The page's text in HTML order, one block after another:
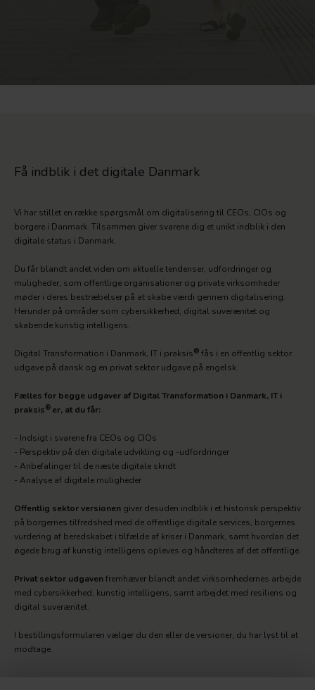
Få indblik i det digitale Danmark
Vi har stillet en række spørgsmål om digitalisering til CEOs, CIOs og
borgere i Danmark. Tilsammen giver svarene dig et unikt indblik i den
digitale status i Danmark.
Du får blandt andet viden om aktuelle tendenser, udfordringer og
muligheder, som offentlige organisationer og private virksomheder
møder i deres bestræbelser på at skabe værdi gennem digitalisering.
Herunder på områder som cybersikkerhed, digital suverænitet og
skabende kunstig intelligens.
Digital Transformation i Danmark, IT i praksis® fås i en offentlig sektor
udgave på dansk og en privat sektor udgave på engelsk.
Fælles for begge udgaver af Digital Transformation i Danmark, IT i
praksis® er, at du får:
- Indsigt i svarene fra CEOs og CIOs
- Perspektiv på den digitale udvikling og -udfordringer
- Anbefalinger til de næste digitale skridt
- Analyse af digitale muligheder
Offentlig sektor versionen giver desuden indblik i et historisk perspektiv
på borgernes tilfredshed med de offentlige digitale services, borgernes
vurdering af beredskabet i tilfælde af kriser i Danmark, samt hvordan det
øgede brug af kunstig intelligens opleves og håndteres af det offentlige.
Privat sektor udgavenfremhæver blandt andet virksomhedernes arbejde
med cybersikkerhed, kunstig intelligens, samt arbejdet med resiliens og
digital suverænitet.
I bestillingsformularen vælger du den eller de versioner, du har lyst til at
modtage.